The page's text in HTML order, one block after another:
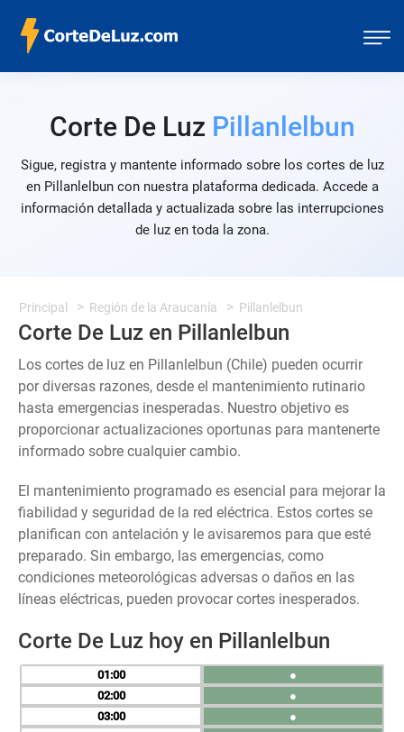
Corte De Luz Pillanlelbun
Sigue, registra y mantente informado sobre los cortes de luz
en Pillanlelbun con nuestra plataforma dedicada. Accede a
información detallada y actualizada sobre las interrupciones
de luz en toda la zona.
Principal Región de la Araucanía Pillanlelbun
Corte De Luz en Pillanlelbun
Los cortes de luz en Pillanlelbun (Chile) pueden ocurrir
por diversas razones, desde el mantenimiento rutinario
hasta emergencias inesperadas. Nuestro objetivo es
proporcionar actualizaciones oportunas para mantenerte
informado sobre cualquier cambio.
El mantenimiento programado es esencial para mejorar la
fiabilidad y seguridad de la red eléctrica. Estos cortes se
planifican con antelación y le avisaremos para que esté
preparado. Sin embargo, las emergencias, como
condiciones meteorológicas adversas o daños en las
líneas eléctricas, pueden provocar cortes inesperados.
Corte De Luz hoy en Pillanlelbun
01
02
03
●
●
●